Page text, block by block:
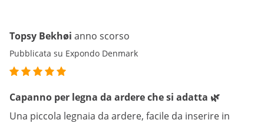
Topsy Bekhøi anno scorso
Pubblicata su Expondo Denmark
Capanno per legna da ardere che si adatta 🌿
Una piccola legnaia da ardere, facile da inserire in